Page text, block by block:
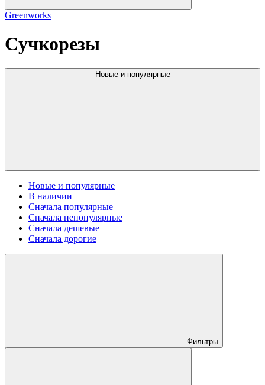
Greenworks
Cучкорезы
Новые и популярные
Новые и популярные
В наличии
Сначала популярные
Сначала непопулярные
Сначала дешевые
Сначала дорогие
Фильтры